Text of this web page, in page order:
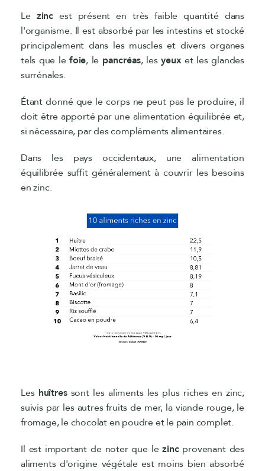
Le zincest présent en très faible quantité dans
l'organisme. Il est absorbé par les intestins et stocké
principalement dans les muscles et divers organes
tels que le foie, le pancréas, lesyeuxet les glandes
surrénales.
Étant donné que le corps ne peut pas le produire, il
doit être apporté par une alimentation équilibrée et,
si nécessaire, par des compléments alimentaires.
Dans les pays occidentaux, une alimentation
équilibrée suffit généralement à couvrir les besoins
en zinc.
Les huîtressont les aliments les plus riches en zinc,
suivis par les autres fruits de mer, la viande rouge, le
fromage, le chocolat en poudre et le pain complet.
Il est important de noter que lezincprovenant des
aliments d'origine végétale est moins bien absorbé